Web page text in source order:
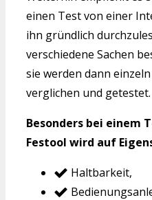
einen Test von einer
ihn gründlich
verschiedene Sachen
sie werden dann
verglichen und getestet.
Besonders bei einem
Festool wird auf
Haltbarkeit,